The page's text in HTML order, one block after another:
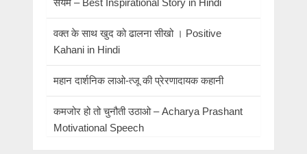
वक्त के साथ खुद को ढालना सीखो । Positive
Kahani in Hindi
महान दार्शनिक लाओ-त्जू की प्रेरणादायक कहानी
कमजोर हो तो चुनौती उठाओ – Acharya Prashant
Motivational Speech